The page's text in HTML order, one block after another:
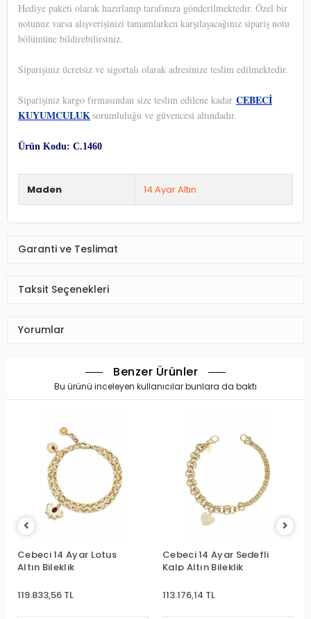
Hediye paketi olarak hazırlanıp tarafınıza gönderilmektedir. Özel bir
notunuz varsa alışverişinizi tamamlarken karşılaşacağınız sipariş notu
bölümüne bildirebilirsiniz.
Siparişiniz ücretsiz ve sigortalı olarak adresinize teslim edilmektedir.
Siparişiniz kargo firmasından size teslim edilene kadar CEBECİ
KUYUMCULUKsorumluluğu ve güvencesi altındadır.
Ürün Kodu: C.1460
Maden 14 Ayar Altın
Garanti ve Teslimat
Taksit Seçenekleri
Yorumlar
Benzer Ürünler
Bu ürünü inceleyen kullanıcılar bunlara da baktı
Cebeci 14 Ayar Lotus
Altın Bileklik
119.833,56 TL
Cebeci 14 Ayar Sedefli
Kalp Altın Bileklik
113.176,14 TL